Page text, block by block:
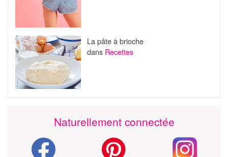
La pâte à brioche
dans Recettes
Naturellement connectée